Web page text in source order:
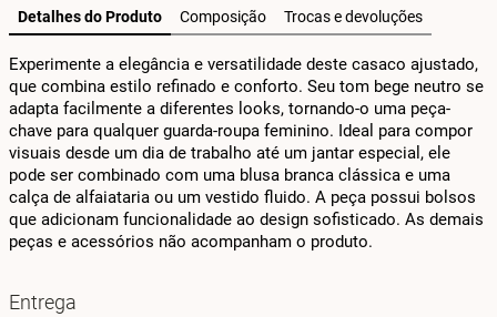
Detalhes do Produto Composição Trocas e devoluções
Experimente a elegância e versatilidade deste casaco ajustado,
que combina estilo refinado e conforto. Seu tom bege neutro se
adapta facilmente a diferentes looks, tornando-o uma peça-
chave para qualquer guarda-roupa feminino. Ideal para compor
visuais desde um dia de trabalho até um jantar especial, ele
pode ser combinado com uma blusa branca clássica e uma
calça de alfaiataria ou um vestido fluido. A peça possui bolsos
que adicionam funcionalidade ao design sofisticado. As demais
peças e acessórios não acompanham o produto.
Entrega